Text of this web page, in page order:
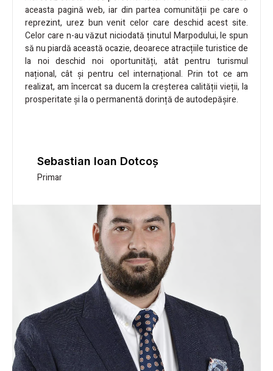
aceasta pagină web, iar din partea comunității pe care o
reprezint, urez bun venit celor care deschid acest site.
Celor care n-au văzut niciodată ținutul Marpodului, le spun
să nu piardă această ocazie, deoarece atracțiile turistice de
la noi deschid noi oportunități, atât pentru turismul
național, cât și pentru cel internațional. Prin tot ce am
realizat, am încercat sa ducem la creșterea calității vieții, la
prosperitate și la o permanentă dorință de autodepășire.
Sebastian Ioan Dotcoș
Primar